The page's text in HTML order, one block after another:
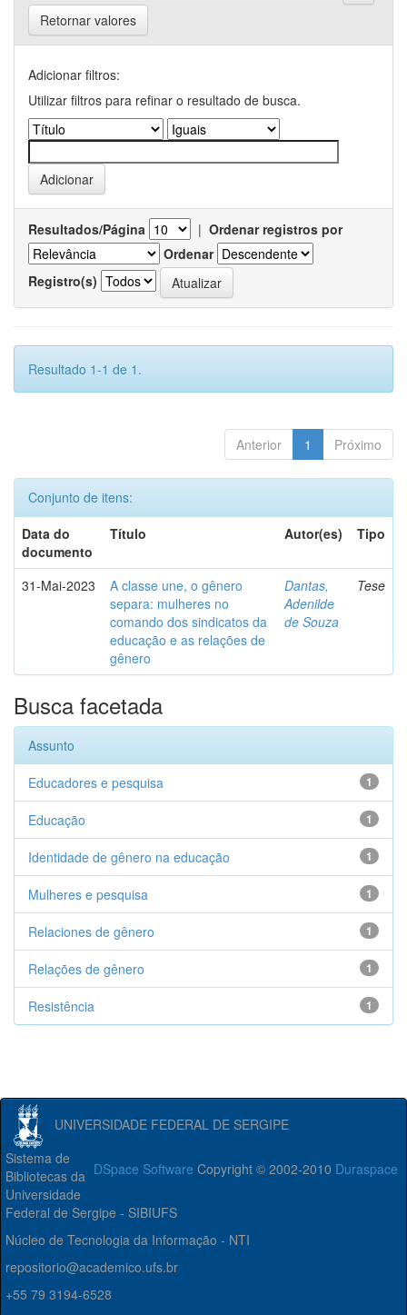
Retornar valores
Adicionar filtros:
Utilizar filtros para refinar o resultado de busca.
Resultados/Página | Ordenar registros por
Ordenar
Registro(s)
Resultado 1-1 de 1.
Anterior 1 Próximo
Conjunto de itens:
Data do
documento
Título Autor(es) Tipo
31-Mai-2023
A classe une, o gênero
separa: mulheres no
comando dos sindicatos da
educação e as relações de
gênero
Dantas,
Adenilde
de Souza
Tese
Busca facetada
Assunto
1
Educadores e pesquisa
1
Educação
1
Identidade de gênero na educação
1
Mulheres e pesquisa
1
Relaciones de gênero
1
Relações de gênero
1
Resistência
UNIVERSIDADE FEDERAL DE SERGIPE
DSpace Software Copyright © 2002-2010 Duraspace
Sistema de
Bibliotecas da
Universidade
Federal de Sergipe - SIBIUFS
Núcleo de Tecnologia da Informação - NTI
repositorio@academico.ufs.br
+55 79 3194-6528